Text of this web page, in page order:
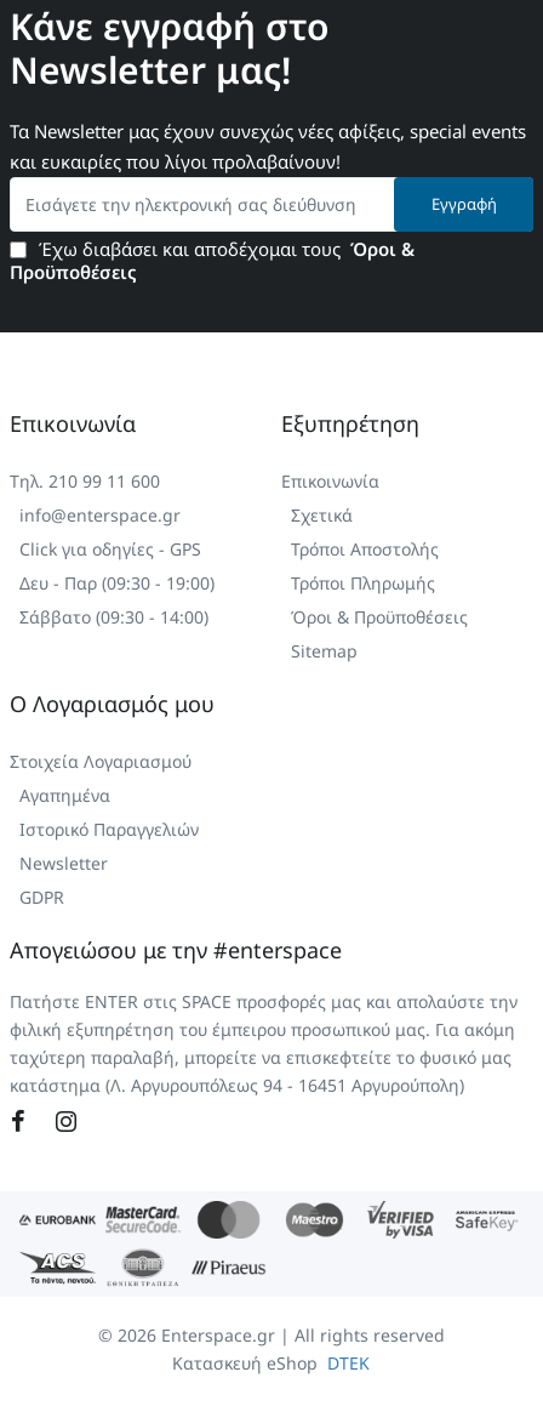
Κάνε εγγραφή στο
Newsletter μας!
Τα Newsletter μας έχουν συνεχώς νέες αφίξεις, special events
και ευκαιρίες που λίγοι προλαβαίνουν!
Εισάγετε
την
ηλεκτρονική
σας
διεύθυνση
Εγγραφή
Έχω διαβάσει και αποδέχομαι τους Όροι &
Προϋποθέσεις
Επικοινωνία
Τηλ. 210 99 11 600
info@enterspace.gr
Click για οδηγίες - GPS
Δευ - Παρ (09:30 - 19:00)
Σάββατο (09:30 - 14:00)
Εξυπηρέτηση
Επικοινωνία
Σχετικά
Τρόποι Αποστολής
Τρόποι Πληρωμής
Όροι & Προϋποθέσεις
Sitemap
Ο Λογαριασμός μου
Στοιχεία Λογαριασμού
Αγαπημένα
Ιστορικό Παραγγελιών
Newsletter
GDPR
Απογειώσου με την #enterspace
Πατήστε ENTER στις SPACE προσφορές μας και απολαύστε την
φιλική εξυπηρέτηση του έμπειρου προσωπικού μας. Για ακόμη
ταχύτερη παραλαβή, μπορείτε να επισκεφτείτε το φυσικό μας
κατάστημα (Λ. Αργυρουπόλεως 94 - 16451 Αργυρούπολη)
© 2026Enterspace.gr | All rights reserved
Κατασκευή eShop DTEK